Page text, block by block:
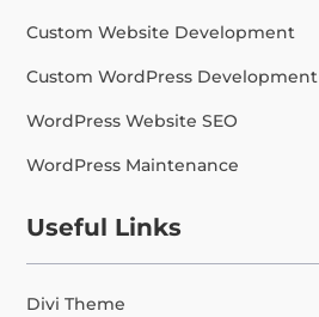
Custom Website Development
Custom WordPress Development
WordPress Website SEO
WordPress Maintenance
Useful Links
Divi Theme